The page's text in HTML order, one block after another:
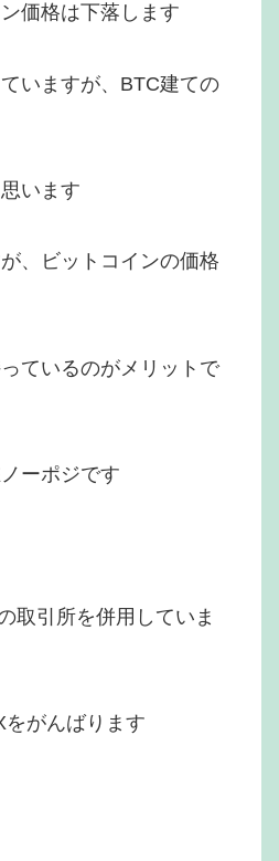
価格は下落します
いますが、BTC建ての
います
、ビットコインの価格
ているのがメリットで
ーポジです
取引所を併用していま
がんばります